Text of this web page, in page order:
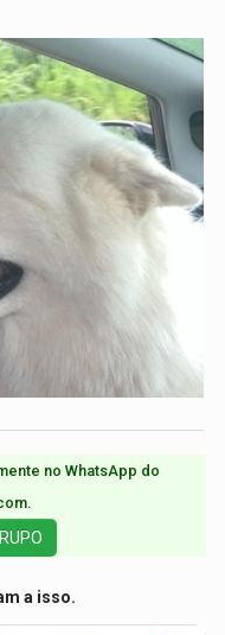
no WhatsApp do
a isso.